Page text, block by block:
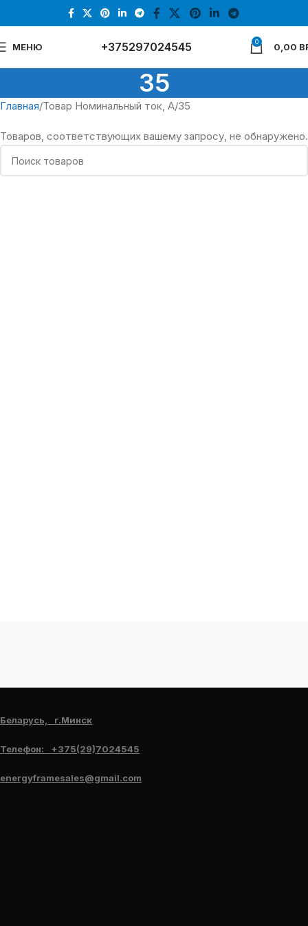
МЕНЮ +375297024545 0 0,00
35
Главная Товар Номинальный ток, А 35
Товаров, соответствующих вашему запросу, не обнаружено.
Беларусь, г.Минск
Телефон: +375(29)7024545
energyframesales@gmail.com